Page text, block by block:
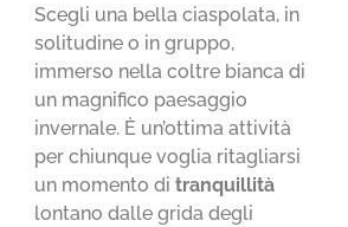
Scegli una bella ciaspolata, in
solitudine o in gruppo,
immerso nella coltre bianca di
un magnifico paesaggio
invernale. È un’ottima attività
per chiunque voglia ritagliarsi
un momento ditranquillità
lontano dalle grida degli